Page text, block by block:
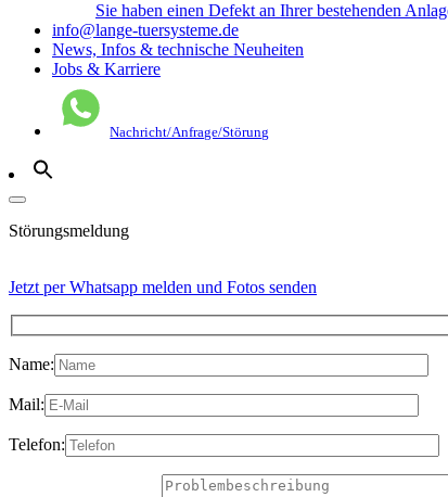
Sie ha­ben ei­nen De­fekt an Ih­rer be­ste­hen­den
info@lange-tuersysteme.de
News, Infos & technische Neuheiten
Jobs & Karriere
Nachricht/Anfrage/Störung
Störungsmeldung
Jetzt per Whatsapp melden und Fotos senden
Name:
Mail:
Telefon: